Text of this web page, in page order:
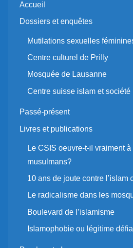
Accueil
Dossiers et enquêtes
Mutilations sexuelles
Centre culturel de Prilly
Mosquée de Lausanne
Centre suisse islam et société
Passé-présent
Livres et publications
Le CSIS oeuvre-t-il vraiment à
musulmans?
10 ans de joute contre l’islam
Le radicalisme dans les
Boulevard de l’islamisme
Islamophobie ou légitime